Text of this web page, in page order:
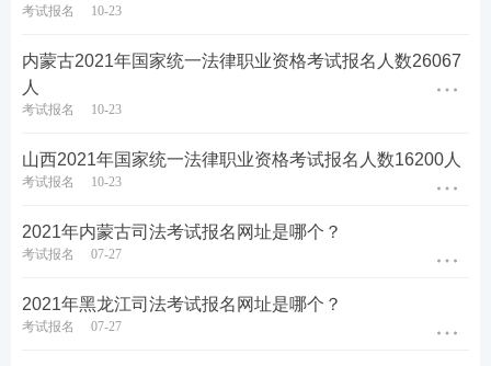
考试报名 10-23
内蒙古2021年国家统一法律职业资格考试报名人数26067
人
考试报名 10-23
山西2021年国家统一法律职业资格考试报名人数16200人
考试报名 10-23
2021年内蒙古司法考试报名网址是哪个？
考试报名 07-27
2021年黑龙江司法考试报名网址是哪个？
考试报名 07-27